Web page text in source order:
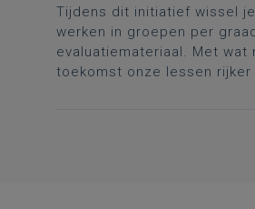
Tijdens dit initiatief wissel
werken in groepen per
evaluatiemateriaal. Met
toekomst onze lessen